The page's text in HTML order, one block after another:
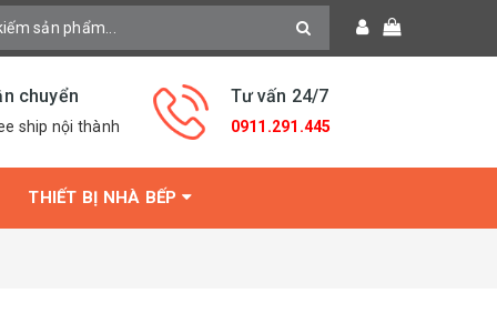
chuyển
ship nội thành
Tư vấn 24/7
0911.291.445
THIẾT BỊ NHÀ BẾP